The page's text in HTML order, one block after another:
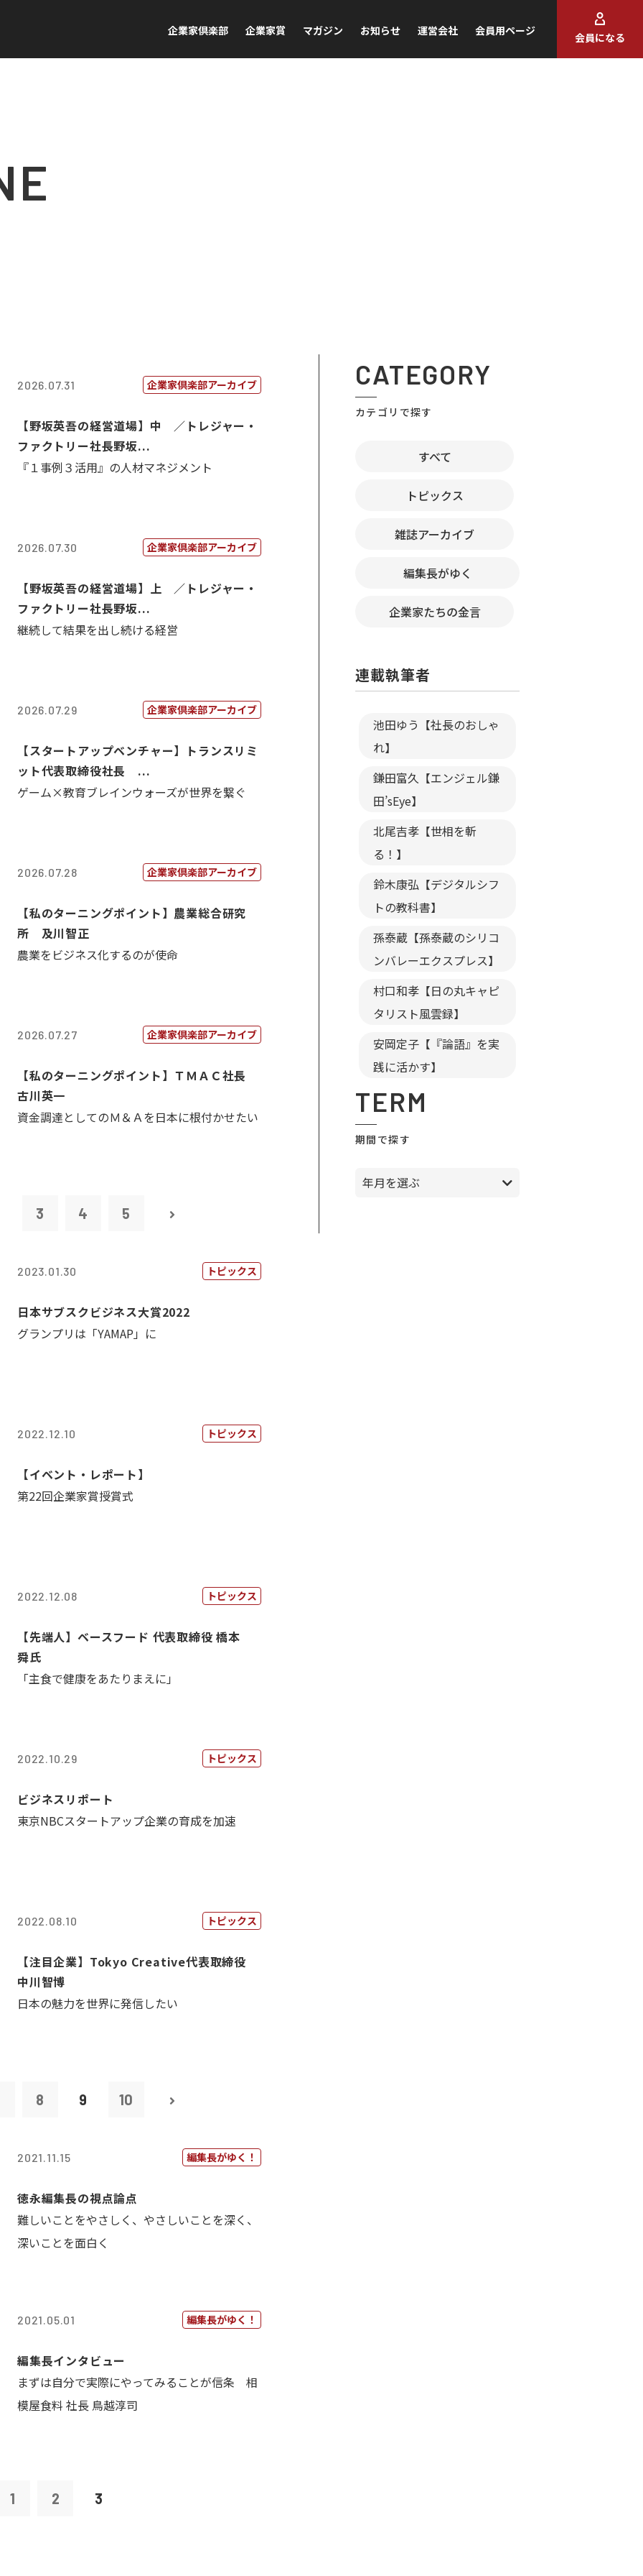
企業家倶楽部 企業家賞 マガジン お知らせ 運営会社 会員用ページ
会員になる
2026.07.31 企業家倶楽部アーカイブ
【野坂英吾の経営道場】中 ／トレジャー・
ファクトリー社長野坂...
『１事例３活用』の人材マネジメント
2026.07.30 企業家倶楽部アーカイブ
【野坂英吾の経営道場】上 ／トレジャー・
ファクトリー社長野坂...
継続して結果を出し続ける経営
2026.07.29 企業家倶楽部アーカイブ
【スタートアップベンチャー】トランスリミ
ット代表取締役社長 ...
ゲーム×教育ブレインウォーズが世界を繋ぐ
2026.07.28 企業家倶楽部アーカイブ
【私のターニングポイント】農業総合研究
所 及川智正
農業をビジネス化するのが使命
2026.07.27 企業家倶楽部アーカイブ
【私のターニングポイント】ＴＭＡＣ社長
古川英一
資金調達としてのＭ＆Ａを日本に根付かせたい
3 4 5
2023.01.30 トピックス
日本サブスクビジネス大賞2022
グランプリは「YAMAP」に
2022.12.10 トピックス
【イベント・レポート】
第22回企業家賞授賞式
2022.12.08 トピックス
【先端人】ベースフード 代表取締役 橋本
舜氏
「主食で健康をあたりまえに」
2022.10.29 トピックス
ビジネスリポート
東京NBCスタートアップ企業の育成を加速
2022.08.10 トピックス
【注目企業】Tokyo Creative代表取締役
中川智博
日本の魅力を世界に発信したい
8 9 10
2021.11.15 編集長がゆく！
徳永編集長の視点論点
難しいことをやさしく、やさしいことを深く、
深いことを面白く
2021.05.01 編集長がゆく！
編集長インタビュー
まずは自分で実際にやってみることが信条 相
模屋食料 社長 鳥越淳司
1 2 3
CATEGORY
カテゴリで探す
すべて
トピックス
雑誌アーカイブ
編集長がゆく
企業家たちの金言
連載執筆者
池田ゆう【社長のおしゃ
れ】
鎌田富久【エンジェル鎌
田’sEye】
北尾吉孝【世相を斬
る！】
鈴木康弘【デジタルシフ
トの教科書】
孫泰蔵【孫泰蔵のシリコ
ンバレーエクスプレス】
村口和孝【日の丸キャピ
タリスト風雲録】
安岡定子【『論語』を実
践に活かす】
TERM
期間で探す
年月を選ぶ